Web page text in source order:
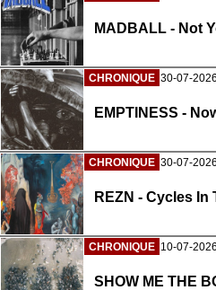
MADBALL - Not
CHRONIQUE 30-07-2026
EMPTINESS -
CHRONIQUE 30-07-2026
REZN - Cycles
CHRONIQUE 10-07-2026
SHOW ME THE